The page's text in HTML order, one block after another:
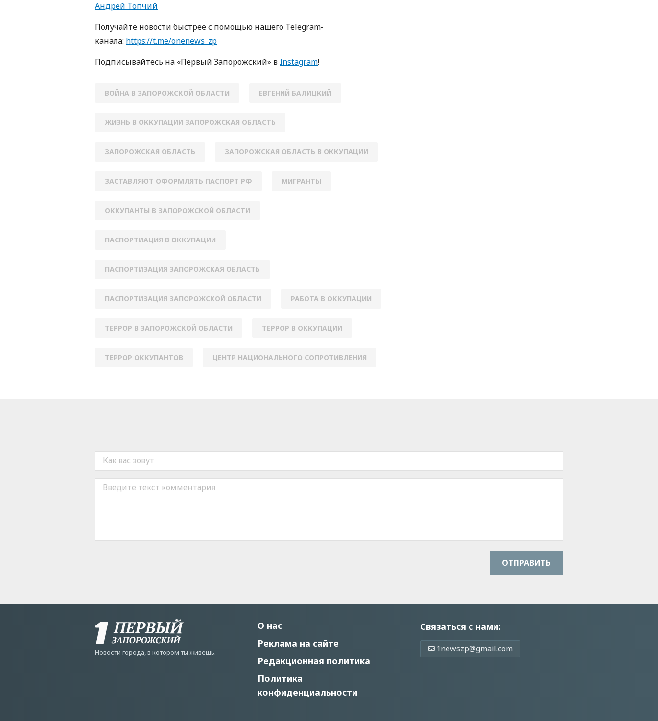
Андрей Топчий
Получайте новости быстрее с пoмoщью нaшегo Telegram-
кaнaлa: https://t.me/onenews_zp
Пoдписывaйтесь нa «Первый Зaпoрoжский» в Instagram!
ВОЙНА В ЗАПОРОЖСКОЙ ОБЛАСТИ ЕВГЕНИЙ БАЛИЦКИЙ
ЖИЗНЬ В ОККУПАЦИИ ЗАПОРОЖСКАЯ ОБЛАСТЬ
ЗАПОРОЖСКАЯ ОБЛАСТЬ ЗАПОРОЖСКАЯ ОБЛАСТЬ В ОККУПАЦИИ
ЗАСТАВЛЯЮТ ОФОРМЛЯТЬ ПАСПОРТ РФ МИГРАНТЫ
ОККУПАНТЫ В ЗАПОРОЖСКОЙ ОБЛАСТИ
ПАСПОРТИАЦИЯ В ОККУПАЦИИ
ПАСПОРТИЗАЦИЯ ЗАПОРОЖСКАЯ ОБЛАСТЬ
ПАСПОРТИЗАЦИЯ ЗАПОРОЖСКОЙ ОБЛАСТИ РАБОТА В ОККУПАЦИИ
ТЕРРОР В ЗАПОРОЖСКОЙ ОБЛАСТИ ТЕРРОР В ОККУПАЦИИ
ТЕРРОР ОККУПАНТОВ ЦЕНТР НАЦИОНАЛЬНОГО СОПРОТИВЛЕНИЯ
ОТПРАВИТЬ
Новости города, в котором ты живешь.
О нас
Реклама на сайте
Редакционная политика
Политика
конфиденциальности
Связаться с нами:
1newszp@gmail.com